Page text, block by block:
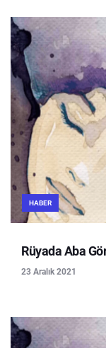
HABER
Rüyada Aba
23 Aralık 2021